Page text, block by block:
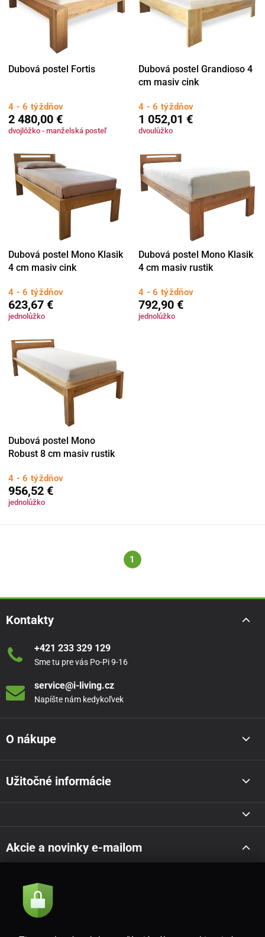
Dubová postel Fortis
4 - 6 týždňov
2 480,00 €
dvojlôžko - manželská posteľ
Dubová postel Grandioso 4
cm masiv cink
4 - 6 týždňov
1 052,01 €
dvoulůžko
Dubová postel Mono Klasik
4 cm masiv cink
4 - 6 týždňov
623,67 €
jednolůžko
Dubová postel Mono Klasik
4 cm masiv rustik
4 - 6 týždňov
792,90 €
jednolůžko
Dubová postel Mono
Robust 8 cm masiv rustik
4 - 6 týždňov
956,52 €
jednolůžko
1
Kontakty
+421 233 329 129
Sme tu pre vás Po-Pi 9-16
service@i-living.cz
Napíšte nám kedykoľvek
O nákupe
Užitočné informácie
Akcie a novinky e-mailom
Súhlasím so